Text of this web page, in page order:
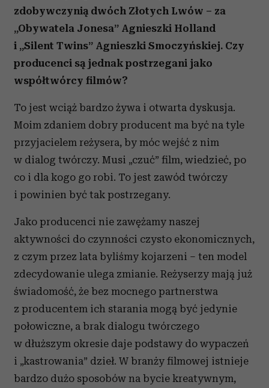
zdobywczynią dwóch Złotych Lwów – za
„Obywatela Jonesa” Agnieszki Holland
i „Silent Twins” Agnieszki Smoczyńskiej. Czy
producenci są jednak postrzegani jako
współtwórcy filmów?
To jest wciąż bardzo żywa i otwarta dyskusja.
Moim zdaniem dobry producent ma być na tyle
przyjacielem reżysera, by móc wejść z nim
w dialog twórczy. Musi „czuć” film, wiedzieć, po
co i dla kogo go robi. To jest zawód twórczy
i powinien być tak postrzegany.
Jako producenci nie zawężamy naszej
aktywności do czynności czysto ekonomicznych,
z czym przez lata byliśmy kojarzeni – ten model
zdecydowanie ulega zmianie. Reżyserzy mają już
świadomość, że bez mocnego partnerstwa
z producentem ich starania mogą być jedynie
połowiczne, a brak dialogu twórczego
w dłuższym okresie daje podstawy do wypaczeń
i „kastrowania” dzieł. W branży filmowej istnieje
bardzo dużo sposobów na bycie kreatywnym,